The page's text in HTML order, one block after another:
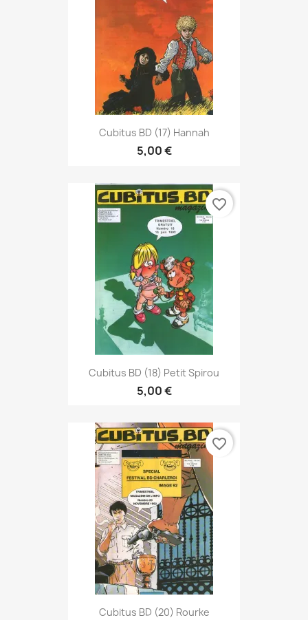
Cubitus BD (17) Hannah
5,00 €
Cubitus BD (18) Petit Spirou
5,00 €
favorite_border
Cubitus BD (20) Rourke
favorite_border